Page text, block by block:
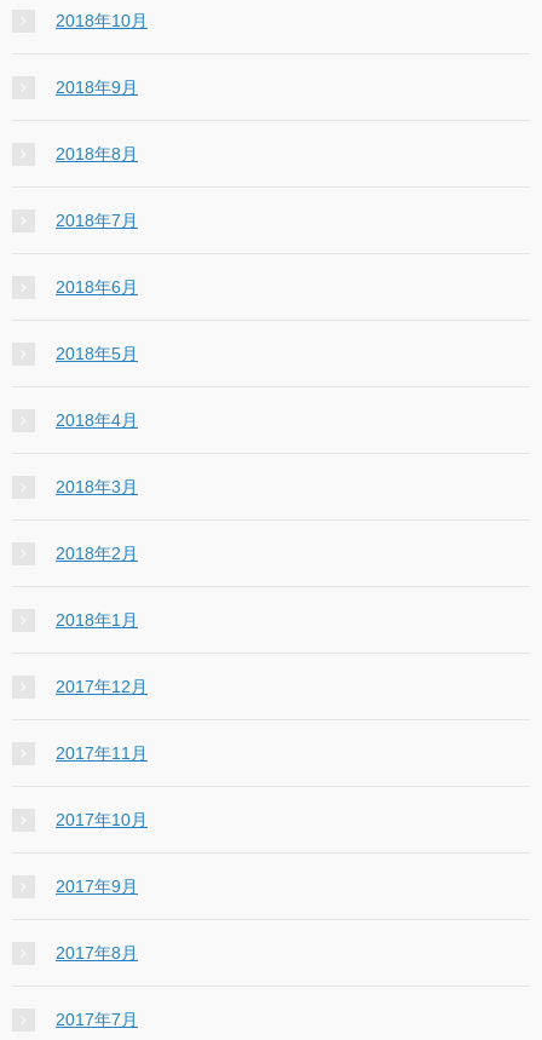
2018年10月
2018年9月
2018年8月
2018年7月
2018年6月
2018年5月
2018年4月
2018年3月
2018年2月
2018年1月
2017年12月
2017年11月
2017年10月
2017年9月
2017年8月
2017年7月